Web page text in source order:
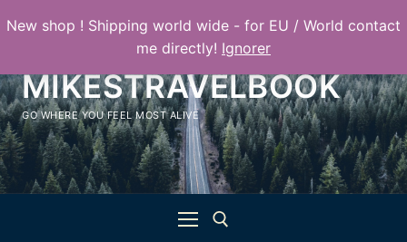
au
MIKESTRAVELBOOK
GO WHERE YOU FEEL MOST ALIVE
New shop ! Shipping world wide - for EU / World contact
me directly! Ignorer